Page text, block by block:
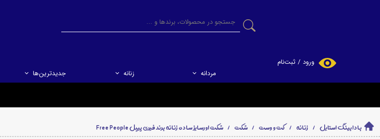
ورود / ثبت‌نام
خروج از حساب
مردانه زنانه جدیدترین‌ها
بادابینگ استایل زنانه کت و وست شکت شکت اورسایز ساده زنانه برند فیری پیپل Free People